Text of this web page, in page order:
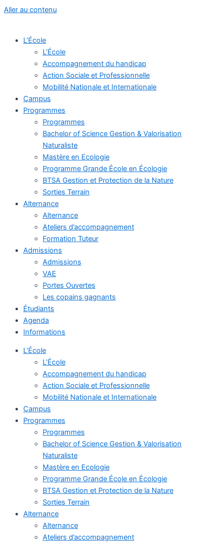
Aller au contenu
L’École
L’École
Accompagnement du handicap
Action Sociale et Professionnelle
Mobilité Nationale et Internationale
Campus
Programmes
Programmes
Bachelor of Science Gestion & Valorisation
Naturaliste
Mastère en Ecologie
Programme Grande École en Écologie
BTSA Gestion et Protection de la Nature
Sorties Terrain
Alternance
Alternance
Ateliers d’accompagnement
Formation Tuteur
Admissions
Admissions
VAE
Portes Ouvertes
Les copains gagnants
Étudiants
Agenda
Informations
L’École
L’École
Accompagnement du handicap
Action Sociale et Professionnelle
Mobilité Nationale et Internationale
Campus
Programmes
Programmes
Bachelor of Science Gestion & Valorisation
Naturaliste
Mastère en Ecologie
Programme Grande École en Écologie
BTSA Gestion et Protection de la Nature
Sorties Terrain
Alternance
Alternance
Ateliers d’accompagnement